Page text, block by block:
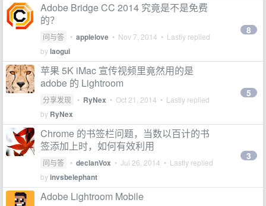
Adobe Bridge CC 2014 究竟是不是免费
的？
问与答 • applelove • Nov 7, 2014 • Lastly replied
bylaogui
8
苹果 5K iMac 宣传视频里竟然用的是
adobe 的 Lightroom
分享发现 • RyNex • Oct 21, 2014 • Lastly replied
by RyNex
5
Chrome 的书签栏问题，当数以百计的书
签添加上时，如何有效利用
问与答 • declanVox • Jul 26, 2014 • Lastly replied
byinvsbelephant
3
Adobe Lightroom Mobile